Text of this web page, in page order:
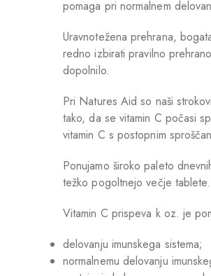
pomaga pri normalnem
Uravnotežena prehrana,
redno izbirati pravilno
dopolnilo.
Pri Natures Aid so naši
tako, da se vitamin C počasi
vitamin C s postopnim
Ponujamo široko paleto
težko pogoltnejo večje
Vitamin C prispeva k oz. je
delovanju imunskega sistema;
normalnemu delovanju